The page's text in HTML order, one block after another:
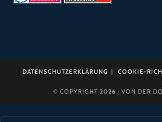
DATENSCHUTZERKLÄRUNG COOKIE-
© COPYRIGHT 2026 · VON DER